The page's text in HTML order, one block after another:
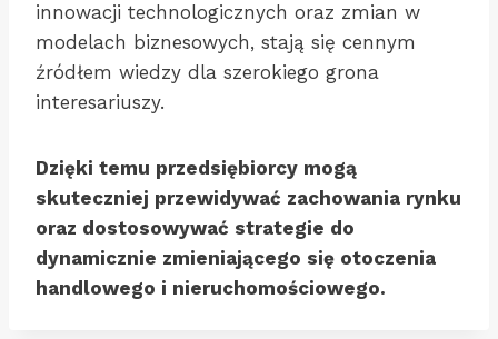
innowacji technologicznych oraz zmian w
modelach biznesowych, stają się cennym
źródłem wiedzy dla szerokiego grona
interesariuszy.
Dzięki temu przedsiębiorcy mogą
skuteczniej przewidywać zachowania rynku
oraz dostosowywać strategie do
dynamicznie zmieniającego się otoczenia
handlowego i nieruchomościowego.